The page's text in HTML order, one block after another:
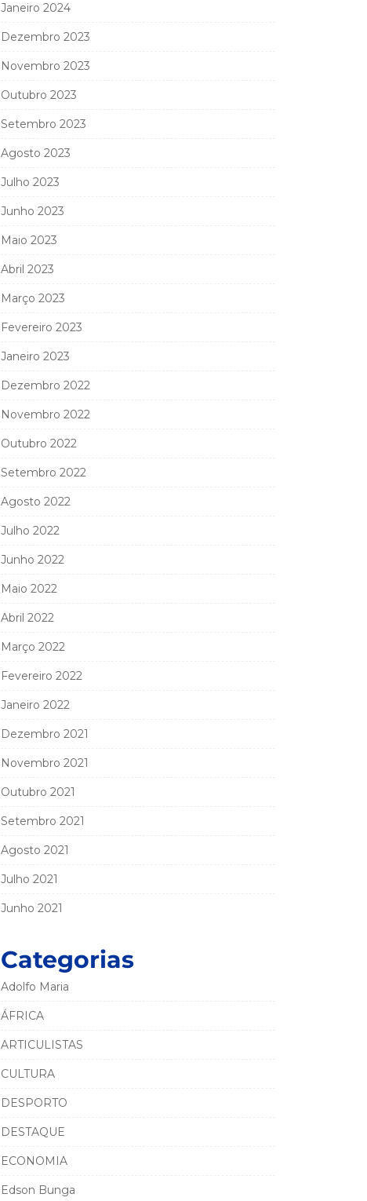
Janeiro 2024
Dezembro 2023
Novembro 2023
Outubro 2023
Setembro 2023
Agosto 2023
Julho 2023
Junho 2023
Maio 2023
Abril 2023
Março 2023
Fevereiro 2023
Janeiro 2023
Dezembro 2022
Novembro 2022
Outubro 2022
Setembro 2022
Agosto 2022
Julho 2022
Junho 2022
Maio 2022
Abril 2022
Março 2022
Fevereiro 2022
Janeiro 2022
Dezembro 2021
Novembro 2021
Outubro 2021
Setembro 2021
Agosto 2021
Julho 2021
Junho 2021
Categorias
Adolfo Maria
ÁFRICA
ARTICULISTAS
CULTURA
DESPORTO
DESTAQUE
ECONOMIA
Edson Bunga